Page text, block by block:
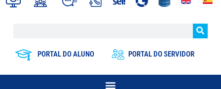
PORTAL DO ALUNO PORTAL DO SERVIDOR